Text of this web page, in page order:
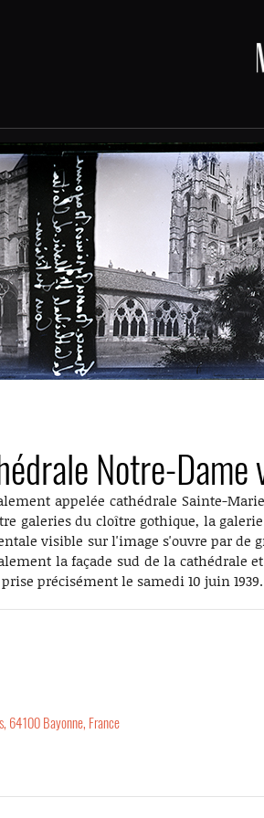
Notre-
appelée cathédrale Sainte-
galeries du cloître gothique, la
visible sur l'image s'ouvre par de
la façade sud de la
précisément le samedi 10 juin 1939.
64100 Bayonne, France